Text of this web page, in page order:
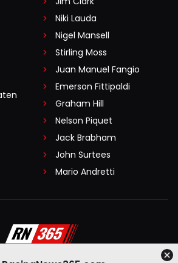
Niki Lauda
Nigel Mansell
Stirling Moss
Juan Manuel Fangio
Emerson Fittipaldi
Graham Hill
Nelson Piquet
Jack Brabham
John Surtees
Mario Andretti